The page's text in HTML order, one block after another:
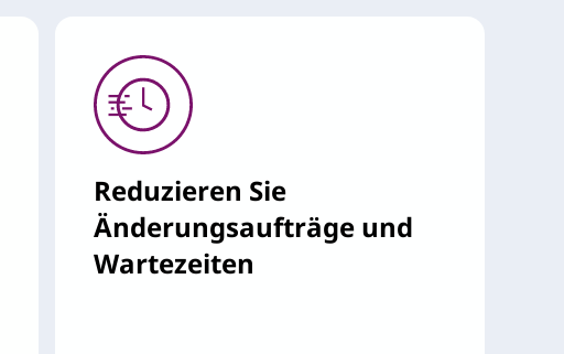
Reduzieren Sie
Änderungsaufträge und
Wartezeiten